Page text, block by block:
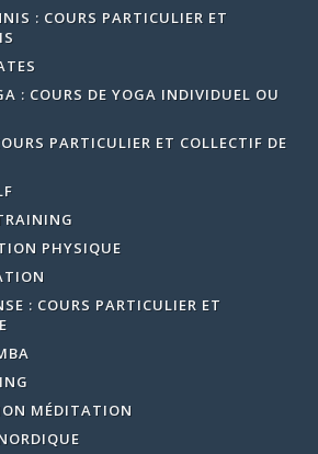
: COURS PARTICULIER ET
: COURS DE YOGA INDIVIDUEL OU
PARTICULIER ET COLLECTIF DE
PHYSIQUE
: COURS PARTICULIER ET
MÉDITATION